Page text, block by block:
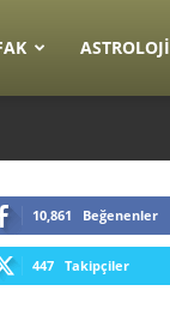
ASTROLOJI
10,861 Beğenenler
447 Takipçiler